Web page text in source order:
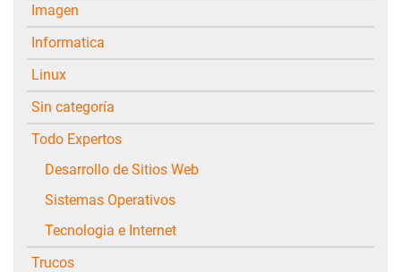
Imagen
Informatica
Linux
Sin categoría
Todo Expertos
Desarrollo de Sitios Web
Sistemas Operativos
Tecnologia e Internet
Trucos